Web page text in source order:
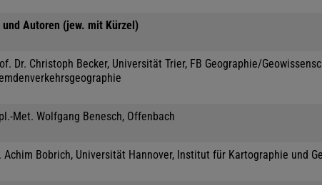
Autoren (jew. mit Kürzel)
Dr. Christoph Becker, Universität Trier, FB Geographie/
Met. Wolfgang Benesch, Offenbach
Achim Bobrich, Universität Hannover, Institut für Kartographie und